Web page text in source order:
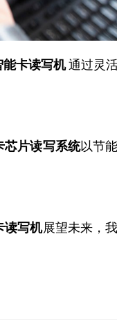
能卡读写机通过灵
芯片读写系统以节
读写机展望未来，